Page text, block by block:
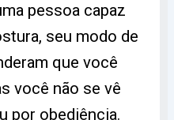
pessoa capaz
seu modo de
que você
você não se vê
por obediência.